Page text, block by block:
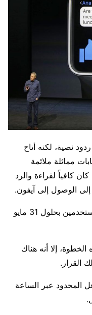
نصية، لكنه أتاح
مماثلة ملائمة
كافياً لقراءة والرد
الوصول إلى آيفون.
والآن لن تكون هذه الميزات متاحة للمستخدمين بحلول 31 مايو
إلا أنه هناك
القرار.
المحدود عبر الساعة